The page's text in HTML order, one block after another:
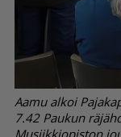
Aamu alkoi
7.42 Paukun